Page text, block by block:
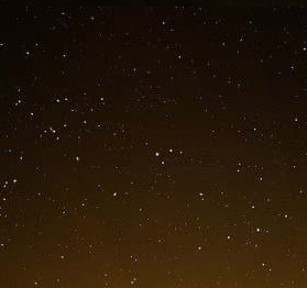
ne tolérer leur ouverture que
à savoir les
d’éponger toutes
à emprunter
ce faire, réviser lois et
une monnaie commune
de dispositions visant à un
à l’argent facile et pour
éthique comportementale
de près ou de loin, avec
… car les lendemains de «